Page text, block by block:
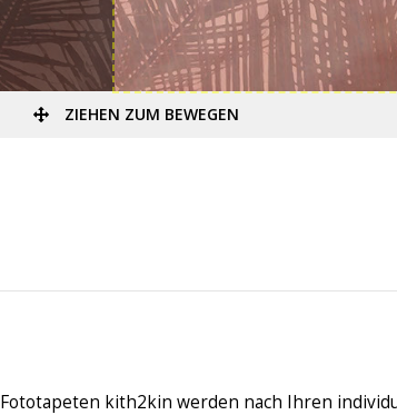
ZIEHEN ZUM BEWEGEN
Fototapeten kith2kin werden nach Ihren